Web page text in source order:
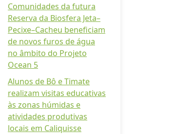
Comunidades da futura
Reserva da Biosfera Jeta–
Pecixe–Cacheu beneficiam
de novos furos de água
no âmbito do Projeto
Ocean 5
Alunos de Bô e Timate
realizam visitas educativas
às zonas húmidas e
atividades produtivas
locais em Caliquisse